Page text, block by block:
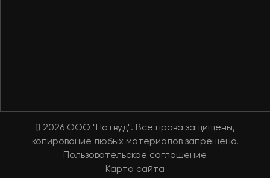
2026 OOO "Натвуд". Все права защищены,
копирование любых материалов запрещено.
Пользовательское соглашение
Карта сайта